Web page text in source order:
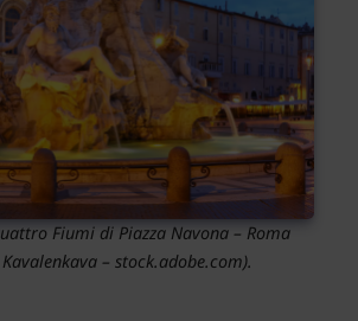
Fiumi di Piazza Navona – Roma
Kavalenkava– stock.adobe.com).